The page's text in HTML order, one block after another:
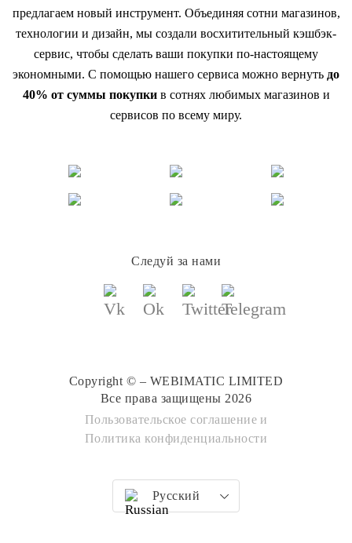
предлагаем новый инструмент. Объединяя сотни магазинов,
технологии и дизайн, мы создали восхитительный кэшбэк-
сервис, чтобы сделать ваши покупки по-настоящему
экономными. С помощью нашего сервиса можно вернуть до
40% от суммы покупкив сотнях любимых магазинов и
сервисов по всему миру.
Следуй за нами
Copyright © – WEBIMATIC LIMITED
Все права защищены 2026
Пользовательское соглашение и
Политика конфиденциальности
Русский